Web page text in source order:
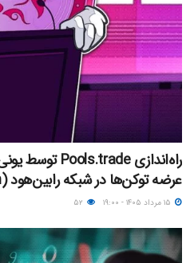
عرضه توکن‌ها در شبکه رابین‌هود (Robinhood Chain)